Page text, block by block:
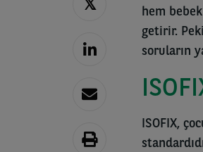
hem
getirir.
soruların
ISOFIX,